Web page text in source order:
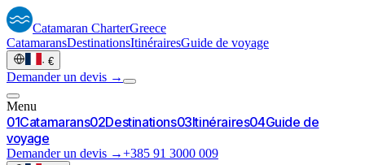
Catamaran CharterGreece
CatamaransDestinationsItinérairesGuide de voyage
· €
Demander un devis →
Menu
01Catamarans02Destinations03Itinéraires04Guide de
voyage
Demander un devis →+385 91 3000 009